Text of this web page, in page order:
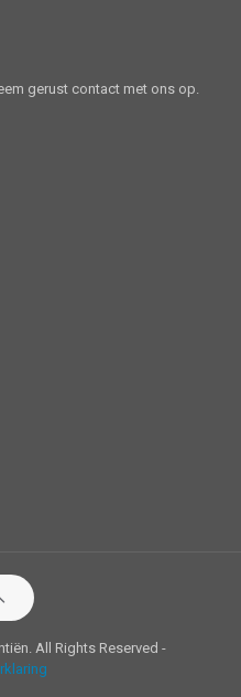
gerust contact met ons op.
All Rights Reserved -